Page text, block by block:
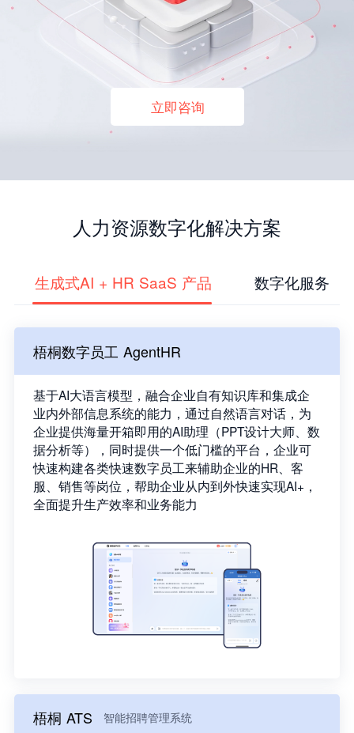
立即咨询
人力资源数字化解决方案
生成式AI + HR SaaS 产品 数字化服务
梧桐数字员工 AgentHR
基于AI大语言模型，融合企业自有知识库和集成企
业内外部信息系统的能力，通过自然语言对话，为
企业提供海量开箱即用的AI助理（PPT设计大师、数
据分析等），同时提供一个低门槛的平台，企业可
快速构建各类快速数字员工来辅助企业的HR、客
服、销售等岗位，帮助企业从内到外快速实现AI+，
全面提升生产效率和业务能力
梧桐 ATS 智能招聘管理系统